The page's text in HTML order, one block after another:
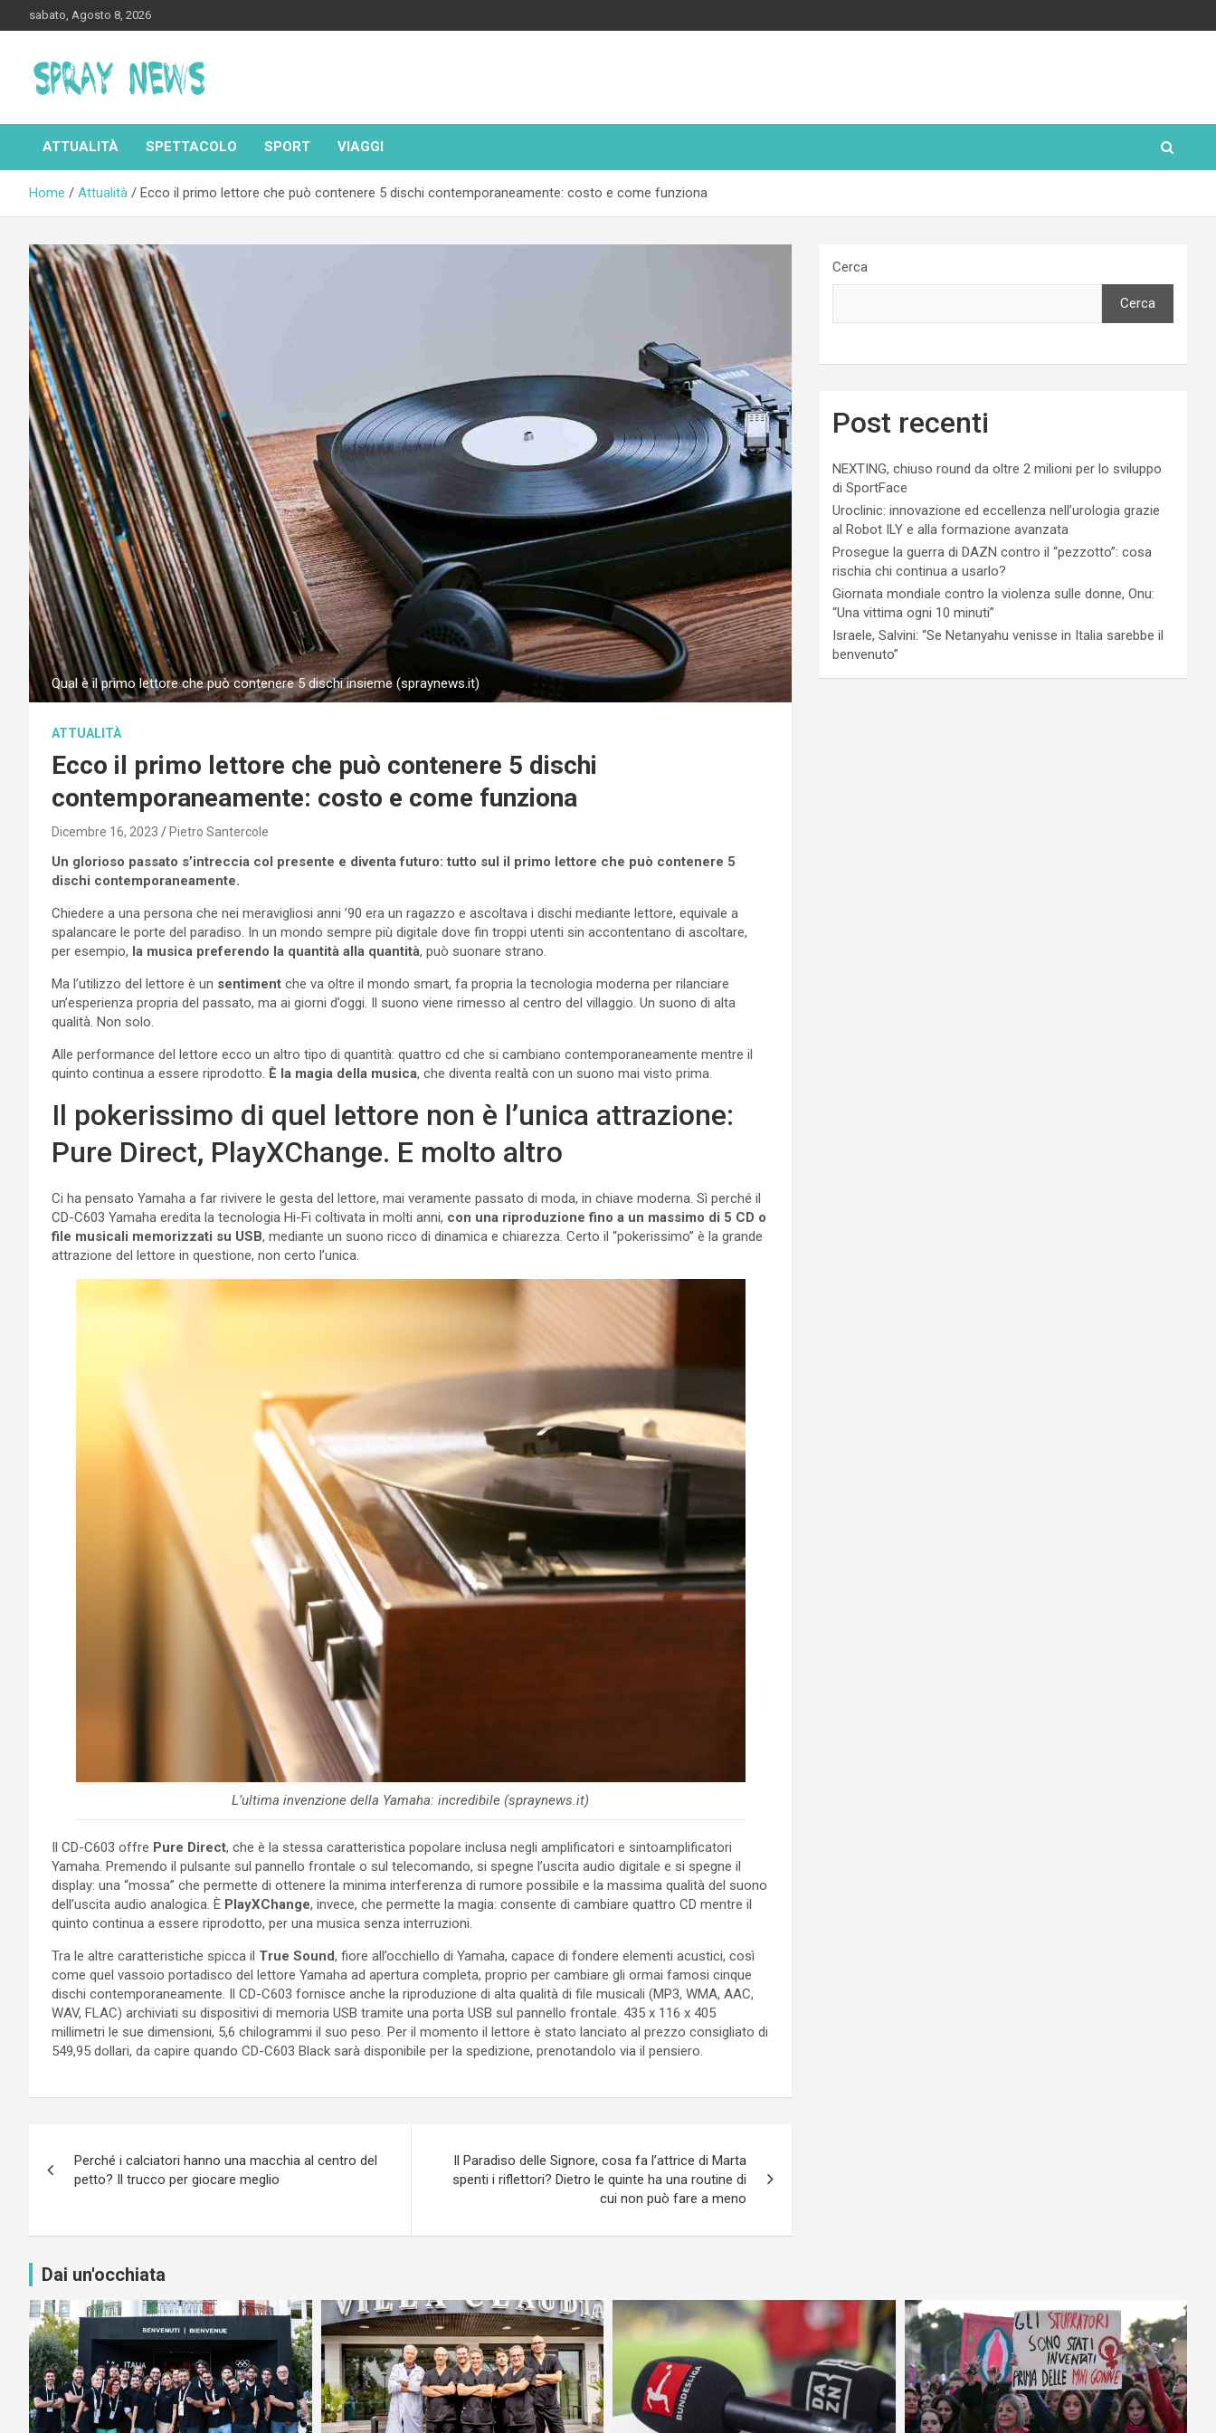
to
sabato, Agosto 8, 2026
Spraynews.it
ATTUALITÀ SPETTACOLO SPORT VIAGGI
Home Attualità Ecco il primo lettore che può contenere 5 dischi contemporaneamente: costo e come funziona
Qual è il primo lettore che può contenere 5 dischi insieme (spraynews.it)
ATTUALITÀ
Ecco il primo lettore che può contenere 5 dischi
contemporaneamente: costo e come funziona
Dicembre 16, 2023 Pietro Santercole
Un glorioso passato s’intreccia col presente e diventa futuro: tutto sul il primo lettore che può contenere 5
dischi contemporaneamente.
Chiedere a una persona che nei meravigliosi anni ’90 era un ragazzo e ascoltava i dischi mediante lettore, equivale a
spalancare le porte del paradiso. In un mondo sempre più digitale dove fin troppi utenti sin accontentano di ascoltare,
per esempio, la musica preferendo la quantità alla quantità, può suonare strano.
Ma l’utilizzo del lettore è un sentiment che va oltre il mondo smart, fa propria la tecnologia moderna per rilanciare
un’esperienza propria del passato, ma ai giorni d’oggi. Il suono viene rimesso al centro del villaggio. Un suono di alta
qualità. Non solo.
Alle performance del lettore ecco un altro tipo di quantità: quattro cd che si cambiano contemporaneamente mentre il
quinto continua a essere riprodotto. È la magia della musica, che diventa realtà con un suono mai visto prima.
Il pokerissimo di quel lettore non è l’unica attrazione:
Pure Direct, PlayXChange. E molto altro
Ci ha pensato Yamaha a far rivivere le gesta del lettore, mai veramente passato di moda, in chiave moderna. Sì perché il
CD-C603 Yamaha eredita la tecnologia Hi-Fi coltivata in molti anni, con una riproduzione fino a un massimo di 5 CD o
file musicali memorizzati su USB, mediante un suono ricco di dinamica e chiarezza. Certo il “pokerissimo” è la grande
attrazione del lettore in questione, non certo l’unica.
L’ultima invenzione della Yamaha: incredibile (spraynews.it)
Il CD-C603 offre Pure Direct, che è la stessa caratteristica popolare inclusa negli amplificatori e sintoamplificatori
Yamaha. Premendo il pulsante sul pannello frontale o sul telecomando, si spegne l’uscita audio digitale e si spegne il
display: una “mossa” che permette di ottenere la minima interferenza di rumore possibile e la massima qualità del suono
dell’uscita audio analogica. È PlayXChange, invece, che permette la magia: consente di cambiare quattro CD mentre il
quinto continua a essere riprodotto, per una musica senza interruzioni.
Tra le altre caratteristiche spicca il True Sound, fiore all’occhiello di Yamaha, capace di fondere elementi acustici, così
come quel vassoio portadisco del lettore Yamaha ad apertura completa, proprio per cambiare gli ormai famosi cinque
dischi contemporaneamente. Il CD-C603 fornisce anche la riproduzione di alta qualità di file musicali (MP3, WMA, AAC,
WAV, FLAC) archiviati su dispositivi di memoria USB tramite una porta USB sul pannello frontale. 435 x 116 x 405
millimetri le sue dimensioni, 5,6 chilogrammi il suo peso. Per il momento il lettore è stato lanciato al prezzo consigliato di
549,95 dollari, da capire quando CD-C603 Black sarà disponibile per la spedizione, prenotandolo via il pensiero.
articoli
Perché i calciatori hanno una macchia al centro del
petto? Il trucco per giocare meglio
Il Paradiso delle Signore, cosa fa l’attrice di Marta
spenti i riflettori? Dietro le quinte ha una routine di
cui non può fare a meno
Cerca
Cerca
Post recenti
NEXTING, chiuso round da oltre 2 milioni per lo sviluppo
di SportFace
Uroclinic: innovazione ed eccellenza nell’urologia grazie
al Robot ILY e alla formazione avanzata
Prosegue la guerra di DAZN contro il “pezzotto”: cosa
rischia chi continua a usarlo?
Giornata mondiale contro la violenza sulle donne, Onu:
“Una vittima ogni 10 minuti”
Israele, Salvini: “Se Netanyahu venisse in Italia sarebbe il
benvenuto”
Dai un'occhiata